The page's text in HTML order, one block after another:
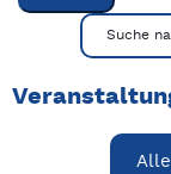
Mit Tab zu denSuche